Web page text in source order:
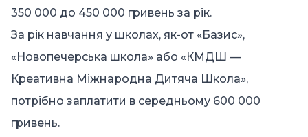
350 000 до 450 000 гривень за рік.
За рік навчання у школах, як-от «Базис»,
«Новопечерська школа» або «КМДШ —
Креативна Міжнародна Дитяча Школа»,
потрібно заплатити в середньому 600 000
гривень.